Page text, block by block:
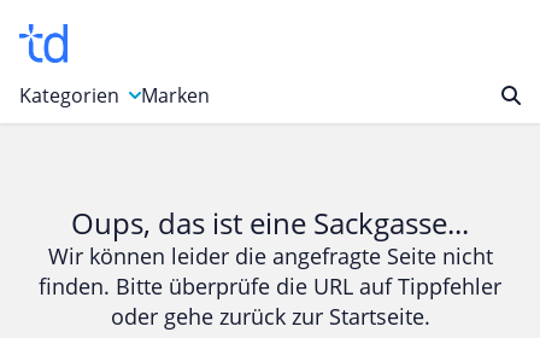
Kategorien
Bücher & Magazine
Computer & Elektronik
Entertainment & Media
Marken
Oups, das ist eine Sackgasse...
Wir können leider die angefragte Seite nicht
finden. Bitte überprüfe die URL auf Tippfehler
oder gehe zurück zur Startseite.